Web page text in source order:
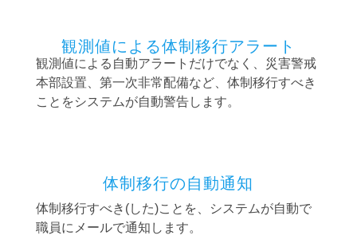
観測値による体制移行アラート
観測値による自動アラートだけでなく、災害警戒
本部設置、第一次非常配備など、体制移行すべき
ことをシステムが自動警告します。
体制移行の自動通知
体制移行すべき(した)ことを、システムが自動で
職員にメールで通知します。